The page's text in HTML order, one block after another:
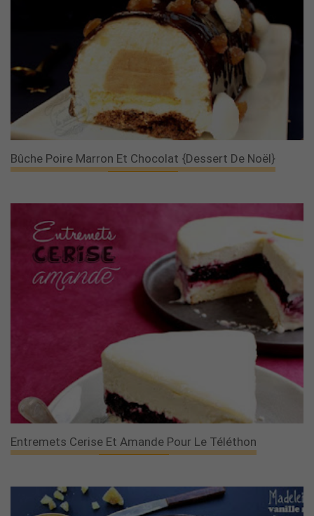
Bûche Poire Marron Et Chocolat {dessert De Noël}
Entremets Cerise Et Amande Pour Le Téléthon